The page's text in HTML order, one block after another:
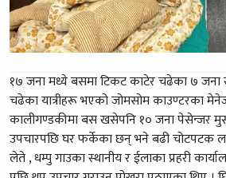
१७ जना मध्ये बसमा टिकट काटेर चढेका ७ जना
चढेका यात्रीहरू भएको जोमसोम काउण्टरका
कालीगण्डकीमा बस खसेपनि १० जना पेसेन्जर
उपचारपछि घर फर्केका छन् भने बढी चोटपटक
लेते , धम्पु गाउका स्थानीय र ईलाका प्रहरी